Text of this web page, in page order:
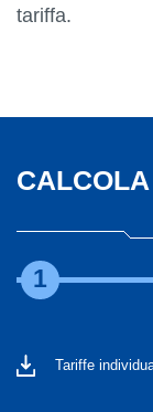
tariffa.
1
Tariffe